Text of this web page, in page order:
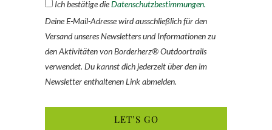
Ich bestätige dieDatenschutzbestimmungen.
Deine E-Mail-Adresse wird ausschließlich für den
Versand unseres Newsletters und Informationen zu
den Aktivitäten von Borderherz® Outdoortrails
verwendet. Du kannst dich jederzeit über den im
Newsletter enthaltenen Link abmelden.
LET’S GO